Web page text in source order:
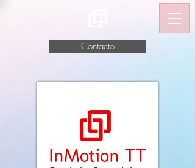
Contacto